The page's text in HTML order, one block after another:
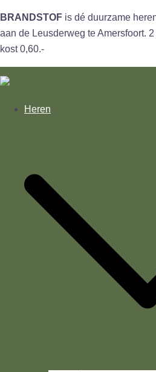
BRANDSTOF is dé duurzame
aan de Leusderweg te Amersfoort.
kost 0,60.-
Ga
Heren